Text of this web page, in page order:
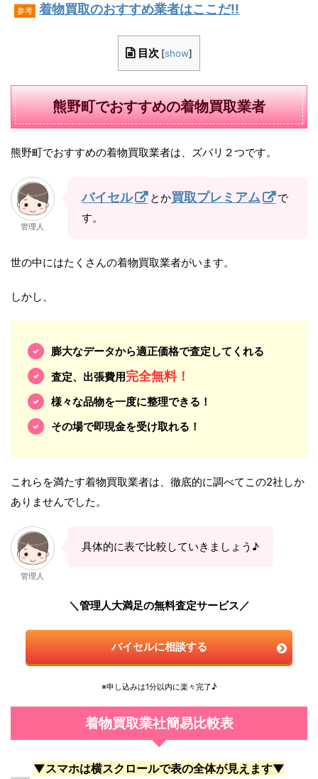
参考 着物買取のおすすめ業者はここだ!!
目次 [show]
熊野町でおすすめの着物買取業者
熊野町でおすすめの着物買取業者は、ズバリ２つです。
管理人
バイセル とか買取プレミアム
で
す。
世の中にはたくさんの着物買取業者がいます。
しかし、
膨大なデータから適正価格で査定してくれる
査定、出張費用完全無料！
様々な品物を一度に整理できる！
その場で即現金を受け取れる！
これらを満たす着物買取業者は、徹底的に調べてこの2社しか
ありませんでした。
管理人
具体的に表で比較していきましょう♪
＼管理人大満足の無料査定サービス／
バイセルに相談する
※申し込みは1分以内に楽々完了♪
着物買取業社簡易比較表
▼スマホは横スクロールで表の全体が見えます▼